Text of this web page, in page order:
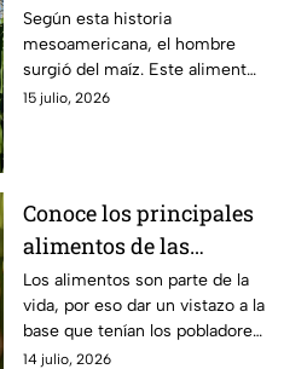
el origen del hombre a
través del maíz
Según esta historia
mesoamericana, el hombre
surgió del maíz. Este alimento
base del México Antiguo
15 julio, 2026
Conoce los principales
alimentos de las
civilizaciones
mesoamericanas
Los alimentos son parte de la
vida, por eso dar un vistazo a la
base que tenían los pobladores
del México Antiguo ilustra lo
14 julio, 2026